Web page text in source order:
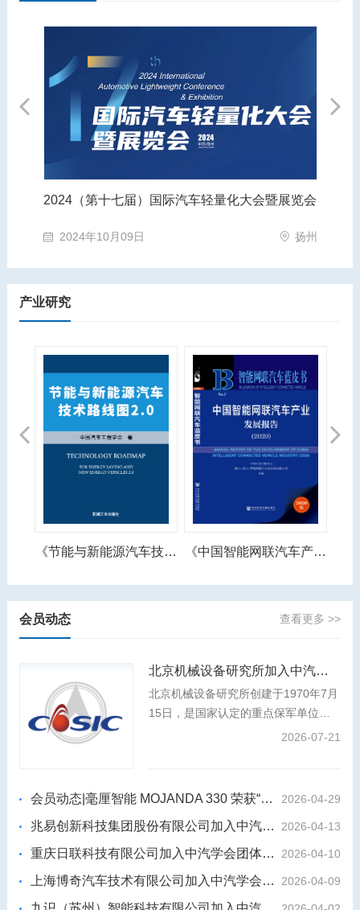
Previous
2024（第十七届）国际汽车轻量化大会暨展览会
2024年10月09日 扬州
Next
产业研究
Previous
《节能与新能源汽车技术路线图》 《中国智能网联汽车产业发展报告》
Next
会员动态 查看更多 >>
北京机械设备研究所加入中汽学会团体会员
北京机械设备研究所创建于1970年7月
15日，是国家认定的重点保军单位、
装发专业组副组长单位，是我国航天事
2026-07-21
会员动态|毫厘智能 MOJANDA 330 荣获“2026年度影响力汽车芯片” 2026-04-29
兆易创新科技集团股份有限公司加入中汽学会团体会员 2026-04-13
重庆日联科技有限公司加入中汽学会团体会员 2026-04-10
上海博奇汽车技术有限公司加入中汽学会团体会员 2026-04-09